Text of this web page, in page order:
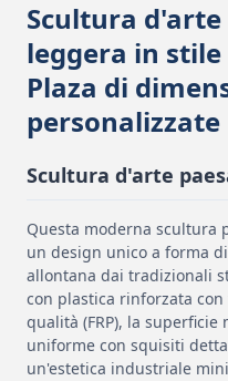
Scultura
leggera in stile
Plaza di
personalizzate
Scultura d'arte
Questa moderna scultura
un design unico a forma
allontana dai tradizionali
con plastica rinforzata
qualità (FRP), la
uniforme con squisiti
un'estetica industriale